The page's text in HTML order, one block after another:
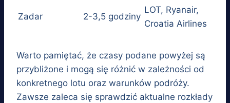
Zadar 2-3,5 godziny
LOT, Ryanair,
Croatia Airlines
Warto pamiętać, że czasy podane powyżej są
przybliżone i mogą się różnić w zależności od
konkretnego lotu oraz warunków podróży.
Zawsze zaleca się sprawdzić aktualne rozkłady